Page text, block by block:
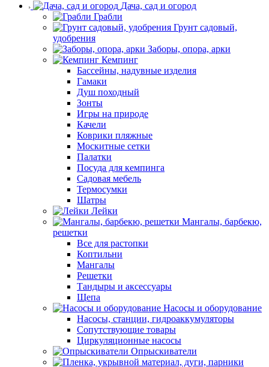
Дача, сад и огород
Грабли
Грунт садовый,
удобрения
Заборы, опора, арки
Кемпинг
Бассейны, надувные изделия
Гамаки
Душ походный
Зонты
Игры на природе
Качели
Коврики пляжные
Москитные сетки
Палатки
Посуда для кемпинга
Садовая мебель
Термосумки
Шатры
Лейки
Мангалы, барбекю,
решетки
Все для растопки
Коптильни
Мангалы
Решетки
Тандыры и аксессуары
Щепа
Насосы и оборудование
Насосы, станции, гидроаккумуляторы
Сопутствующие товары
Циркуляционные насосы
Опрыскиватели